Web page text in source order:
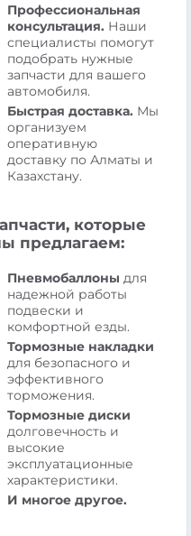
Профессиональная
консультация. Наши
специалисты помогут
подобрать нужные
запчасти для вашего
автомобиля.
Быстрая доставка. Мы
организуем
оперативную
доставку по Алматы и
Казахстану.
которые
предлагаем:
Пневмобаллоны для
надежной работы
подвески и
комфортной езды.
Тормозные накладки
для безопасного и
эффективного
торможения.
Тормозные диски
долговечность и
высокие
эксплуатационные
характеристики.
И многое другое.